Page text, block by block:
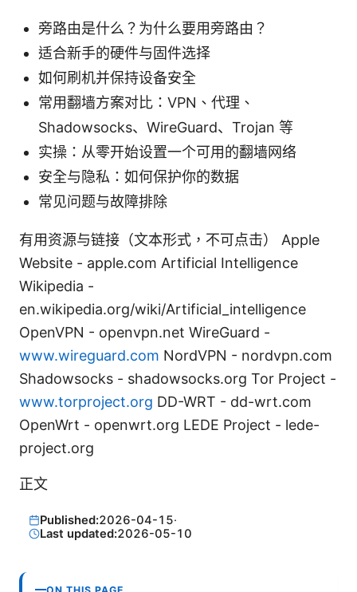
旁路由是什么？为什么要用旁路由？
适合新手的硬件与固件选择
如何刷机并保持设备安全
常用翻墙方案对比：VPN、代理、
Shadowsocks、WireGuard、Trojan 等
实操：从零开始设置一个可用的翻墙网络
安全与隐私：如何保护你的数据
常见问题与故障排除
有用资源与链接（文本形式，不可点击） Apple
Website - apple.com Artificial Intelligence
Wikipedia -
en.wikipedia.org/wiki/Artificial_intelligence
OpenVPN - openvpn.net WireGuard -
www.wireguard.com NordVPN - nordvpn.com
Shadowsocks - shadowsocks.org Tor Project -
www.torproject.org DD-WRT - dd-wrt.com
OpenWrt - openwrt.org LEDE Project - lede-
project.org
正文
Published:2026-04-15·
Last updated:2026-05-10
ON THIS PAGE